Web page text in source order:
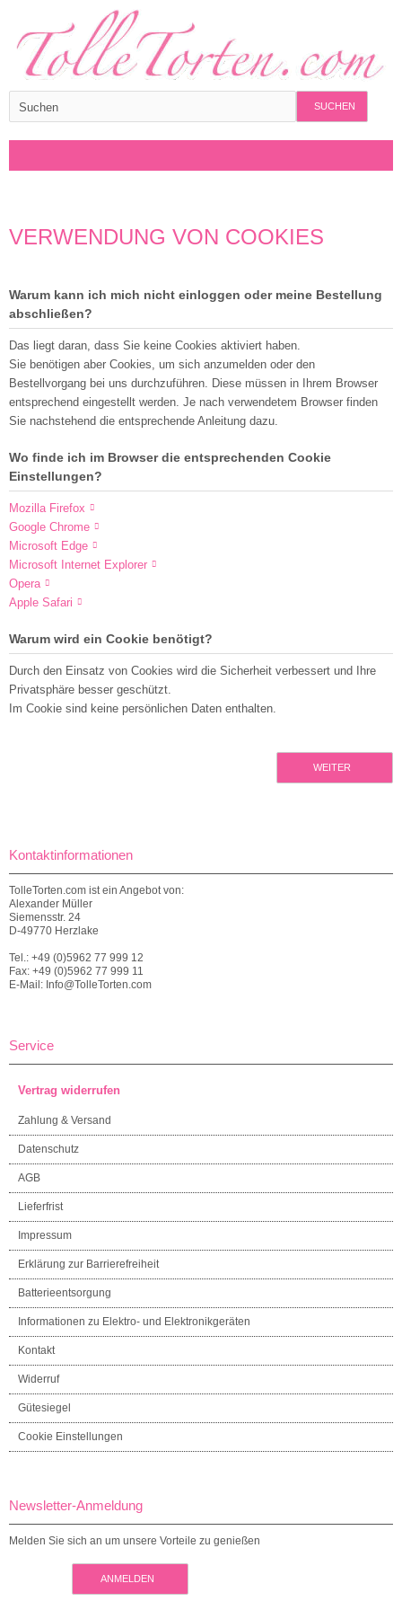
SUCHEN
VERWENDUNG VON COOKIES
Warum kann ich mich nicht einloggen oder meine Bestellung
abschließen?
Das liegt daran, dass Sie keine Cookies aktiviert haben.
Sie benötigen aber Cookies, um sich anzumelden oder den
Bestellvorgang bei uns durchzuführen. Diese müssen in Ihrem Browser
entsprechend eingestellt werden. Je nach verwendetem Browser finden
Sie nachstehend die entsprechende Anleitung dazu.
Wo finde ich im Browser die entsprechenden Cookie
Einstellungen?
Mozilla Firefox
Google Chrome
Microsoft Edge
Microsoft Internet Explorer
Opera
Apple Safari
Warum wird ein Cookie benötigt?
Durch den Einsatz von Cookies wird die Sicherheit verbessert und Ihre
Privatsphäre besser geschützt.
Im Cookie sind keine persönlichen Daten enthalten.
WEITER
Kontaktinformationen
TolleTorten.com ist ein Angebot von:
Alexander Müller
Siemensstr. 24
D-49770 Herzlake
Tel.: +49 (0)5962 77 999 12
Fax: +49 (0)5962 77 999 11
E-Mail: Info@TolleTorten.com
Service
Vertrag widerrufen
Zahlung & Versand
Datenschutz
AGB
Lieferfrist
Impressum
Erklärung zur Barrierefreiheit
Batterieentsorgung
Informationen zu Elektro- und Elektronikgeräten
Kontakt
Widerruf
Gütesiegel
Cookie Einstellungen
Newsletter-Anmeldung
Melden Sie sich an um unsere Vorteile zu genießen
ANMELDEN